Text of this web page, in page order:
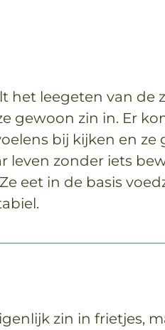
het leegeten van de
gewoon zin in. Er
bij kijken en
leven zonder iets
eet in de basis
zin in frietjes,